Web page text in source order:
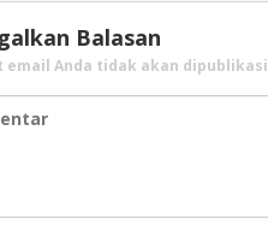
Balasan
email Anda tidak akan